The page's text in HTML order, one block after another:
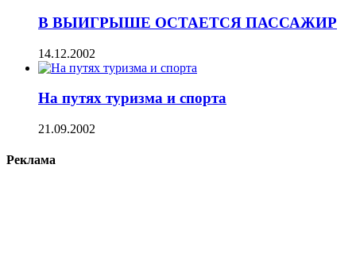
В ВЫИГРЫШЕ ОСТАЕТСЯ ПАССАЖИР
14.12.2002
На путях туризма и спорта
21.09.2002
Реклама